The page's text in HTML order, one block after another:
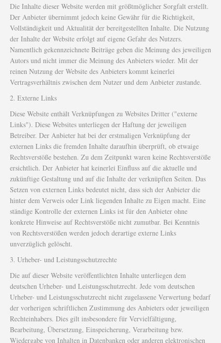
Die Inhalte dieser Website werden mit größtmöglicher Sorgfalt erstellt.
Der Anbieter übernimmt jedoch keine Gewähr für die Richtigkeit,
Vollständigkeit und Aktualität der bereitgestellten Inhalte. Die Nutzung
der Inhalte der Website erfolgt auf eigene Gefahr des Nutzers.
Namentlich gekennzeichnete Beiträge geben die Meinung des jeweiligen
Autors und nicht immer die Meinung des Anbieters wieder. Mit der
reinen Nutzung der Website des Anbieters kommt keinerlei
Vertragsverhältnis zwischen dem Nutzer und dem Anbieter zustande.
2. Externe Links
Diese Website enthält Verknüpfungen zu Websites Dritter ("externe
Links"). Diese Websites unterliegen der Haftung der jeweiligen
Betreiber. Der Anbieter hat bei der erstmaligen Verknüpfung der
externen Links die fremden Inhalte daraufhin überprüft, ob etwaige
Rechtsverstöße bestehen. Zu dem Zeitpunkt waren keine Rechtsverstöße
ersichtlich. Der Anbieter hat keinerlei Einfluss auf die aktuelle und
zukünftige Gestaltung und auf die Inhalte der verknüpften Seiten. Das
Setzen von externen Links bedeutet nicht, dass sich der Anbieter die
hinter dem Verweis oder Link liegenden Inhalte zu Eigen macht. Eine
ständige Kontrolle der externen Links ist für den Anbieter ohne
konkrete Hinweise auf Rechtsverstöße nicht zumutbar. Bei Kenntnis
von Rechtsverstößen werden jedoch derartige externe Links
unverzüglich gelöscht.
3. Urheber- und Leistungsschutzrechte
Die auf dieser Website veröffentlichten Inhalte unterliegen dem
deutschen Urheber- und Leistungsschutzrecht. Jede vom deutschen
Urheber- und Leistungsschutzrecht nicht zugelassene Verwertung bedarf
der vorherigen schriftlichen Zustimmung des Anbieters oder jeweiligen
Rechteinhabers. Dies gilt insbesondere für Vervielfältigung,
Bearbeitung, Übersetzung, Einspeicherung, Verarbeitung bzw.
Wiedergabe von Inhalten in Datenbanken oder anderen elektronischen